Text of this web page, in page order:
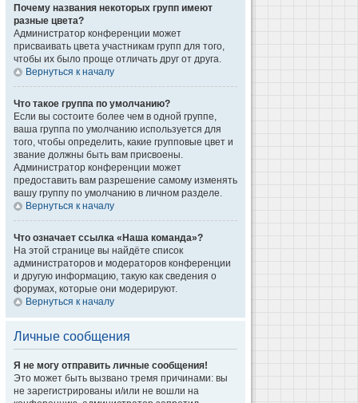
Почему названия некоторых групп имеют
разные цвета?
Администратор конференции может
присваивать цвета участникам групп для того,
чтобы их было проще отличать друг от друга.
Вернуться к началу
Что такое группа по умолчанию?
Если вы состоите более чем в одной группе,
ваша группа по умолчанию используется для
того, чтобы определить, какие групповые цвет и
звание должны быть вам присвоены.
Администратор конференции может
предоставить вам разрешение самому изменять
вашу группу по умолчанию в личном разделе.
Вернуться к началу
Что означает ссылка «Наша команда»?
На этой странице вы найдёте список
администраторов и модераторов конференции
и другую информацию, такую как сведения о
форумах, которые они модерируют.
Вернуться к началу
Личные сообщения
Я не могу отправить личные сообщения!
Это может быть вызвано тремя причинами: вы
не зарегистрированы и/или не вошли на